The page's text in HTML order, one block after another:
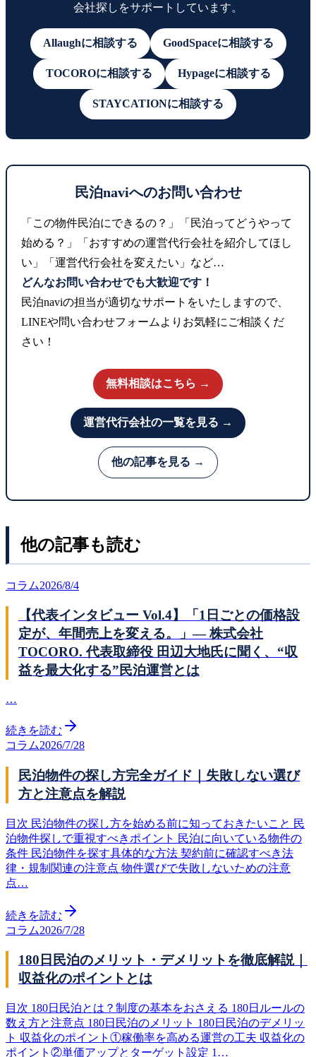
会社探しをサポートしています。
Allaughに相談する GoodSpaceに相談する
TOCOROに相談する Hypageに相談する
STAYCATIONに相談する
民泊naviへのお問い合わせ
「この物件民泊にできるの？」「民泊ってどうやって
始める？」「おすすめの運営代行会社を紹介してほし
い」「運営代行会社を変えたい」など…
どんなお問い合わせでも大歓迎です！
民泊naviの担当が適切なサポートをいたしますので、
LINEや問い合わせフォームよりお気軽にご相談くだ
さい！
無料相談はこちら →
運営代行会社の一覧を見る →
他の記事を見る →
他の記事も読む
コラム2026/8/4
【代表インタビュー Vol.4】「1日ごとの価格設
定が、年間売上を変える。」— 株式会社
TOCORO. 代表取締役 田辺大地氏に聞く、“収
益を最大化する”民泊運営とは
…
続きを読む
コラム2026/7/28
民泊物件の探し方完全ガイド｜失敗しない選び
方と注意点を解説
目次 民泊物件の探し方を始める前に知っておきたいこと 民
泊物件探しで重視すべきポイント 民泊に向いている物件の
条件 民泊物件を探す具体的な方法 契約前に確認すべき法
律・規制関連の注意点 物件選びで失敗しないための注意
点…
続きを読む
コラム2026/7/28
180日民泊のメリット・デメリットを徹底解説｜
収益化のポイントとは
目次 180日民泊とは？制度の基本をおさえる 180日ルールの
数え方と注意点 180日民泊のメリット 180日民泊のデメリッ
ト 収益化のポイント①稼働率を高める運営の工夫 収益化の
ポイント②単価アップとターゲット設定 1…